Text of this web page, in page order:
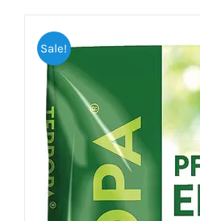
Sale!